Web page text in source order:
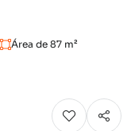
Área de 87 m²